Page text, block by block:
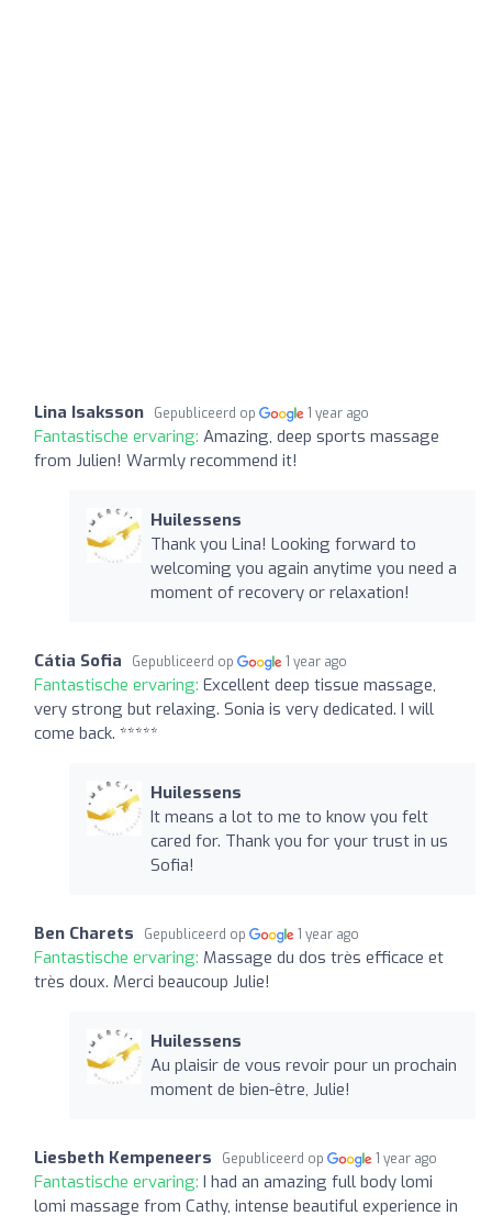
Lina Isaksson Gepubliceerd op 1 year ago
Fantastische ervaring: Amazing, deep sports massage
from Julien! Warmly recommend it!
Huilessens
Thank you Lina! Looking forward to
welcoming you again anytime you need a
moment of recovery or relaxation!
Cátia Sofia Gepubliceerd op 1 year ago
Fantastische ervaring: Excellent deep tissue massage,
very strong but relaxing. Sonia is very dedicated. I will
come back. *****
Huilessens
It means a lot to me to know you felt
cared for. Thank you for your trust in us
Sofia!
Ben Charets Gepubliceerd op 1 year ago
Fantastische ervaring: Massage du dos très efficace et
très doux. Merci beaucoup Julie!
Huilessens
Au plaisir de vous revoir pour un prochain
moment de bien-être, Julie!
Liesbeth Kempeneers Gepubliceerd op 1 year ago
Fantastische ervaring: I had an amazing full body lomi
lomi massage from Cathy, intense beautiful experience in